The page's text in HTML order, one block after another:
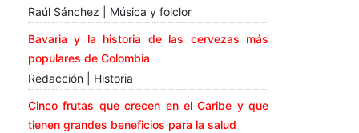
Raúl Sánchez | Música y folclor
Bavaria y la historia de las cervezas más
populares de Colombia
Redacción | Historia
Cinco frutas que crecen en el Caribe y que
tienen grandes beneficios para la salud